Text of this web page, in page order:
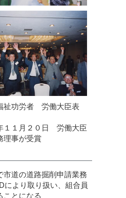
祉功労者 労働大臣表
１１月２０日 労働大臣
理事が受賞
市道の道路掘削申請業務
により取り扱い、組合員
ことになる